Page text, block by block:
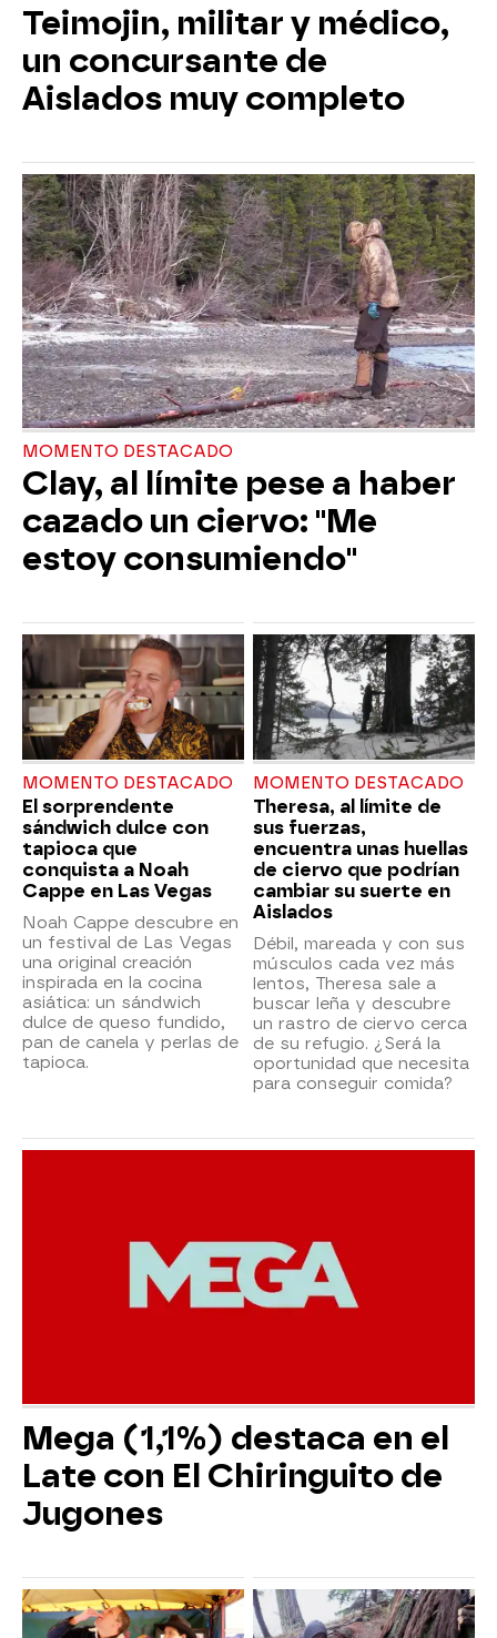
Teimojin, militar y médico,
un concursante de
Aislados muy completo
MOMENTO DESTACADO
Clay, al límite pese a haber
cazado un ciervo: "Me
estoy consumiendo"
MOMENTO DESTACADO
El sorprendente
sándwich dulce con
tapioca que
conquista a Noah
Cappe en Las Vegas
Noah Cappe descubre en
un festival de Las Vegas
una original creación
inspirada en la cocina
asiática: un sándwich
dulce de queso fundido,
pan de canela y perlas de
tapioca.
MOMENTO DESTACADO
Theresa, al límite de
sus fuerzas,
encuentra unas huellas
de ciervo que podrían
cambiar su suerte en
Aislados
Débil, mareada y con sus
músculos cada vez más
lentos, Theresa sale a
buscar leña y descubre
un rastro de ciervo cerca
de su refugio. ¿Será la
oportunidad que necesita
para conseguir comida?
Mega (1,1%) destaca en el
Late con El Chiringuito de
Jugones